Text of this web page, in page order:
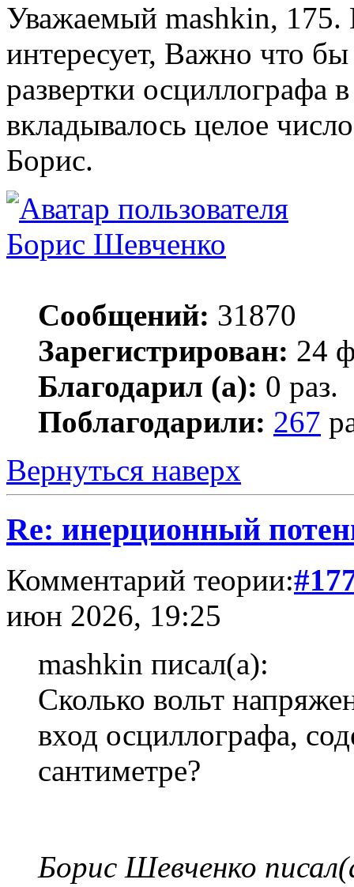
Уважаемый mashkin, 175.
интересует, Важно что
развертки осциллографа
вкладывалось целое
Борис.
Борис Шевченко
Сообщений: 31870
Зарегистрирован: 24
Благодарил (а): 0 раз.
Поблагодарили: 267
Вернуться наверх
Re: инерционный
Комментарий теории:
июн 2026, 19:25
mashkin писал(а):
Сколько вольт
вход осциллографа,
сантиметре?
Борис Шевченко